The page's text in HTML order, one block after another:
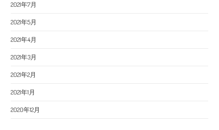
2021年7月
2021年5月
2021年4月
2021年3月
2021年2月
2021年1月
2020年12月